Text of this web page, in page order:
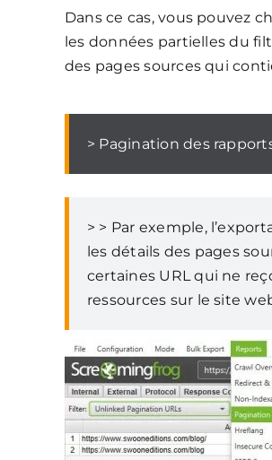
Dans ce cas, vous pouvez
les données partielles du
des pages sources qui
> Pagination des
> > Par exemple,
les détails des pages
certaines URL qui ne
ressources sur le site